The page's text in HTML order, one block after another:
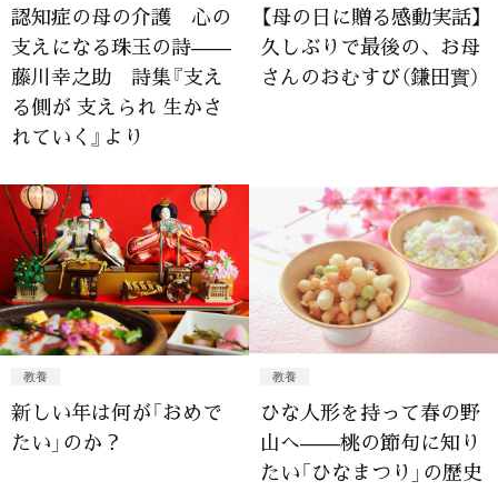
認知症の母の介護 心の
支えになる珠玉の詩——
藤川幸之助 詩集『支え
る側が 支えられ 生かさ
れていく』より
【母の日に贈る感動実話】
久しぶりで最後の、お母
さんのおむすび（鎌田實）
教養
新しい年は何が「おめで
たい」のか？
教養
ひな人形を持って春の野
山へ——桃の節句に知り
たい「ひなまつり」の歴史